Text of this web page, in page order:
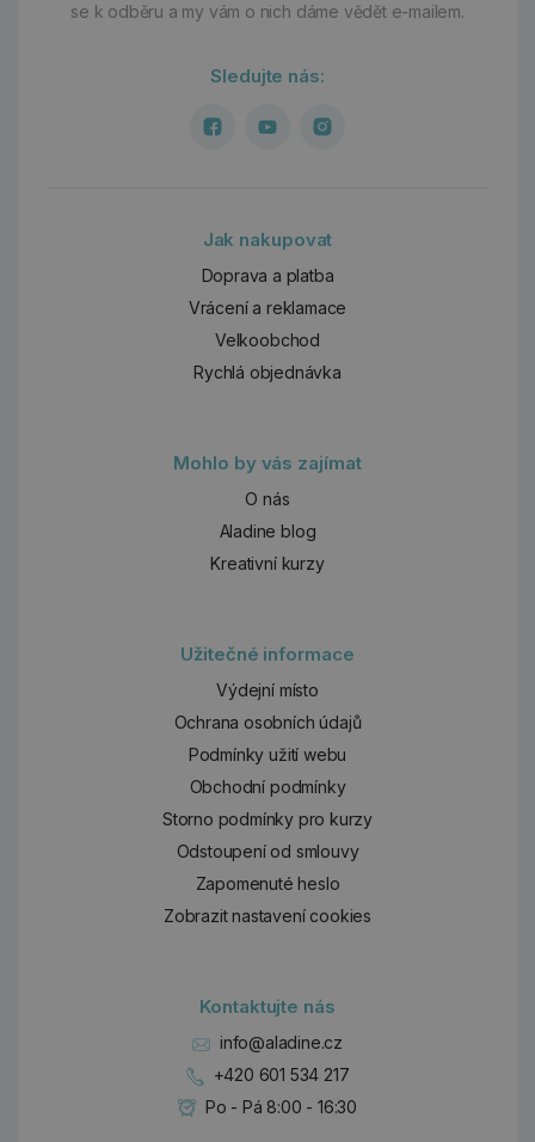
se k odběru a my vám o nich dáme vědět e-mailem.
Sledujte nás:
Jak nakupovat
Doprava a platba
Vrácení a reklamace
Velkoobchod
Rychlá objednávka
Mohlo by vás zajímat
O nás
Aladine blog
Kreativní kurzy
Užitečné informace
Výdejní místo
Ochrana osobních údajů
Podmínky užití webu
Obchodní podmínky
Storno podmínky pro kurzy
Odstoupení od smlouvy
Zapomenuté heslo
Zobrazit nastavení cookies
Kontaktujte nás
info@aladine.cz
+420 601 534 217
Po - Pá 8:00 - 16:30